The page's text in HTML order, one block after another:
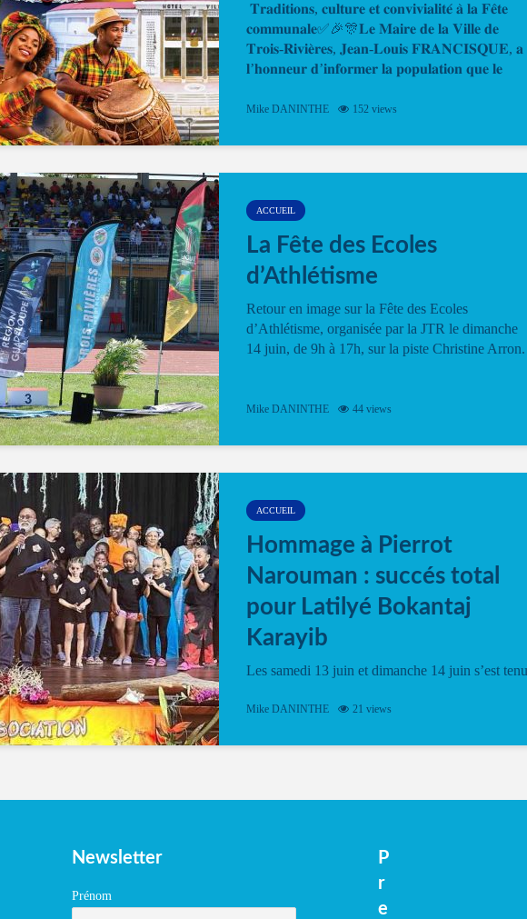
𝐓𝐫𝐚𝐝𝐢𝐭𝐢𝐨𝐧𝐬, 𝐜𝐮𝐥𝐭𝐮𝐫𝐞 𝐞𝐭 𝐜𝐨𝐧𝐯𝐢𝐯𝐢𝐚𝐥𝐢𝐭𝐞́ 𝐚̀ 𝐥𝐚 𝐅𝐞̂𝐭𝐞
𝐜𝐨𝐦𝐦𝐮𝐧𝐚𝐥𝐞✅🎉🎊𝐋𝐞 𝐌𝐚𝐢𝐫𝐞 𝐝𝐞 𝐥𝐚 𝐕𝐢𝐥𝐥𝐞 𝐝𝐞
𝐓𝐫𝐨𝐢𝐬-𝐑𝐢𝐯𝐢𝐞̀𝐫𝐞𝐬, 𝐉𝐞𝐚𝐧-𝐋𝐨𝐮𝐢𝐬 𝐅𝐑𝐀𝐍𝐂𝐈𝐒𝐐𝐔𝐄, 𝐚
𝐥’𝐡𝐨𝐧𝐧𝐞𝐮𝐫 𝐝’𝐢𝐧𝐟𝐨𝐫𝐦𝐞𝐫 𝐥𝐚 𝐩𝐨𝐩𝐮𝐥𝐚𝐭𝐢𝐨𝐧 𝐪𝐮𝐞 𝐥𝐞
Mike DANINTHE 152 views
ACCUEIL
La Fête des Ecoles
d’Athlétisme
Retour en image sur la Fête des Ecoles
d’Athlétisme, organisée par la JTR le dimanche
14 juin, de 9h à 17h, sur la piste Christine Arron.
Mike DANINTHE 44 views
ACCUEIL
Hommage à Pierrot
Narouman : succés total
pour Latilyé Bokantaj
Karayib
Les samedi 13 juin et dimanche 14 juin s’est tenu
vibrant à Pierrot Narouman, organisé par
spectacle de fin d’année, présenté à la salle...
Mike DANINTHE 21 views
Newsletter
Prénom
P
r
e